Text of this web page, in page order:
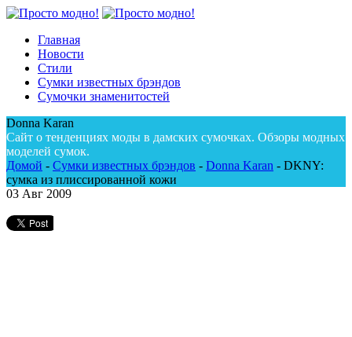
Главная
Новости
Стили
Сумки известных брэндов
Сумочки знаменитостей
Donna Karan
Сайт о тенденциях моды в дамских сумочках. Обзоры модных
моделей сумок.
Домой - Сумки известных брэндов - Donna Karan - DKNY:
сумка из плиссированной кожи
03 Авг 2009